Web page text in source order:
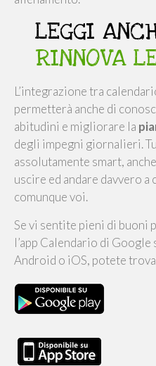
LEGGI
RINNOVA
L’integrazione tra
permetterà anche di
abitudini e migliorare la
degli impegni giornalieri.
assolutamente smart,
uscire ed andare davvero
comunque voi.
Se vi sentite pieni di buoni
l’app Calendario di
Android o iOS, potete